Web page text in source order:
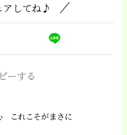
アしてね♪
ーする
これこそがまさに